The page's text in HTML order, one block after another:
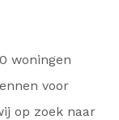
woningen
voor
op zoek naar